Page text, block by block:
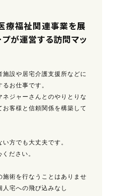
療福祉関連事業を展
が運営する訪問マッ
施設や居宅介護支援所などに
お仕事です。
ジャーさんとのやりとりな
客様と信頼関係を構築して
方でも大丈夫です。
ださい。
術を行なうことはありませ
宅への飛び込みなし